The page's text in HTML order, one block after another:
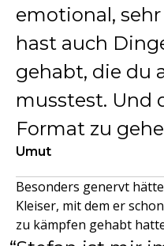
emotional,
hast auch
gehabt, die du
musstest. Und
Format zu
Umut
Besonders genervt
Kleiser, mit dem er
zu kämpfen gehabt